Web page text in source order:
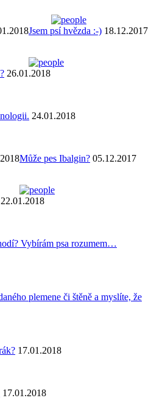
26.01.2018
24.01.2018
22.01.2018
Vybírám psa rozumem…
plemene či štěně a myslíte, že
17.01.2018
17.01.2018
Jsem psí hvězda :-) 18.12.2017
Může pes Ibalgin? 05.12.2017